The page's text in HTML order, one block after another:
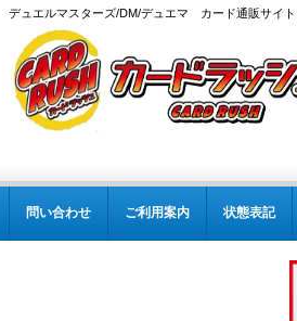
デュエルマスターズ/DM/デュエマ カード通販サイト
問い合わせ ご利用案内 状態表記